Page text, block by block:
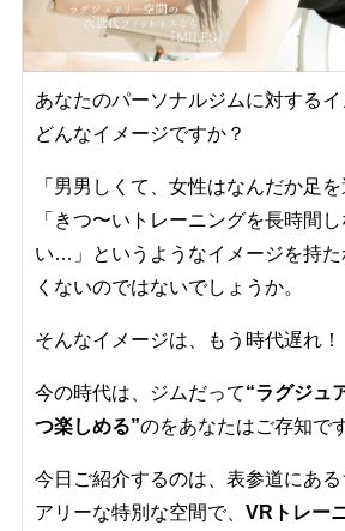
あなたのパーソナルジムに対する
どんなイメージですか？
「男男しくて、女性はなんだか足
「きつ〜いトレーニングを長時間
い…」というようなイメージを持た
くないのではないでしょうか。
そんなイメージは、もう時代遅れ！
今の時代は、ジムだって“ラグジュ
つ楽しめる”のをあなたはご存知で
今日ご紹介するのは、表参道にあ
アリーな特別な空間で、 VRトレー